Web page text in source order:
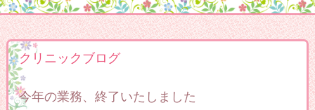
クリニックブログ
今年の業務、終了いたしました